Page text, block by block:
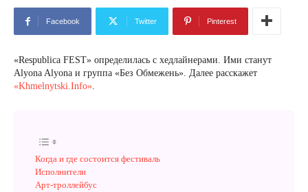
Facebook Twitter Pinterest
«Respublica FEST» определилась с хедлайнерами. Ими станут
Alyona Alyona и группа «Без Обмежень». Далее расскажет
«Khmelnytski.Info».
Когда и где состоится фестиваль
Исполнители
Арт-троллейбус